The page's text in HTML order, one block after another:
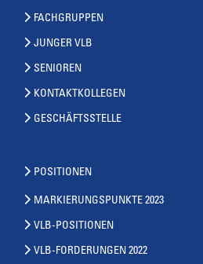
FACHGRUPPEN
JUNGER VLB
SENIOREN
KONTAKTKOLLEGEN
GESCHÄFTSSTELLE
POSITIONEN
MARKIERUNGSPUNKTE 2023
VLB-POSITIONEN
VLB-FORDERUNGEN 2022